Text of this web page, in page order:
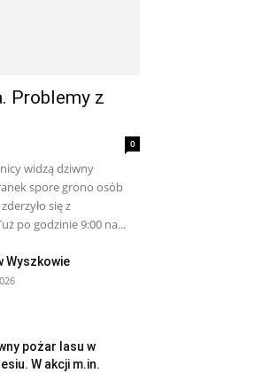
Problemy z
0
widzą dziwny
spore grono osób
się z
po godzinie 9:00 na...
Wyszkowie
pożar lasu w
W akcji m.in.